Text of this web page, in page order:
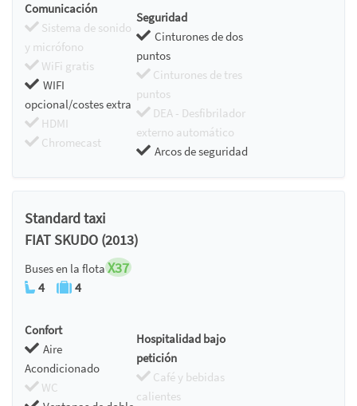
Comunicación
Sistema de sonido
y micrófono
WiFi gratis
WIFI
opcional/costes extra
HDMI
Chromecast
Seguridad
Cinturones de dos
puntos
Cinturones de tres
puntos
DEA - Desfibrilador
externo automático
Arcos de seguridad
Standard taxi
FIAT SKUDO (2013)
Buses en la flota X37
4 4
Confort
Aire
Acondicionado
WC
Hospitalidad bajo
petición
Café y bebidas
calientes